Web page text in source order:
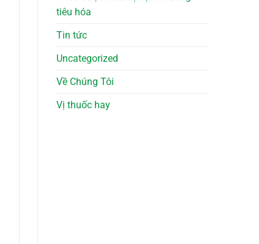
tiêu hóa
Tin tức
Uncategorized
Về Chúng Tôi
Vị thuốc hay